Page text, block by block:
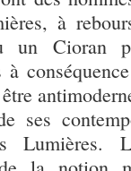
à
un Cioran
ses
Lumières.